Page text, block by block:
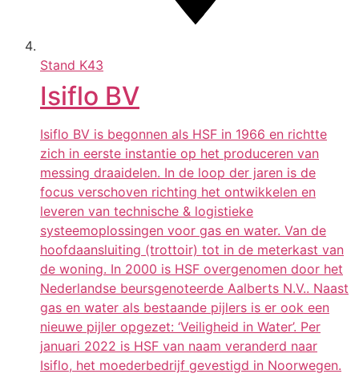
Stand K43
Isiflo BV
Isiflo BV is begonnen als HSF in 1966 en richtte
zich in eerste instantie op het produceren van
messing draaidelen. In de loop der jaren is de
focus verschoven richting het ontwikkelen en
leveren van technische & logistieke
systeemoplossingen voor gas en water. Van de
hoofdaansluiting (trottoir) tot in de meterkast van
de woning. In 2000 is HSF overgenomen door het
Nederlandse beursgenoteerde Aalberts N.V.. Naast
gas en water als bestaande pijlers is er ook een
nieuwe pijler opgezet: ‘Veiligheid in Water’. Per
januari 2022 is HSF van naam veranderd naar
Isiflo, het moederbedrijf gevestigd in Noorwegen.